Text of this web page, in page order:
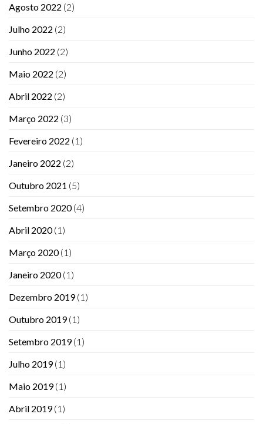
Agosto 2022 (2)
Julho 2022 (2)
Junho 2022 (2)
Maio 2022 (2)
Abril 2022 (2)
Março 2022 (3)
Fevereiro 2022 (1)
Janeiro 2022 (2)
Outubro 2021 (5)
Setembro 2020(4)
Abril 2020(1)
Março 2020(1)
Janeiro 2020(1)
Dezembro 2019(1)
Outubro 2019(1)
Setembro 2019(1)
Julho 2019(1)
Maio 2019(1)
Abril 2019(1)